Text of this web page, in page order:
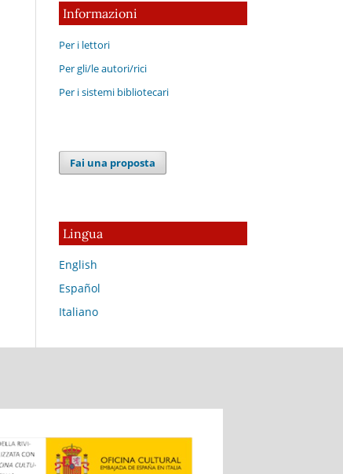
Informazioni
Per i lettori
Per gli/le autori/rici
Per i sistemi bibliotecari
Fai una proposta
Lingua
English
Español
Italiano